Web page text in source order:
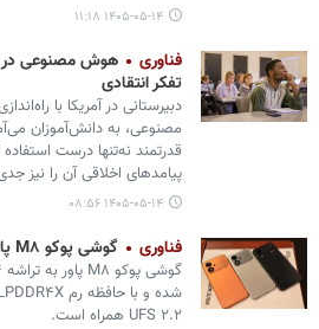
۱۴۰۵-۰۵-۱۴ ۱۱:۱۸
فناوری
هوش مصنوعی در
تفکر انتقادی
دبیرستانی در آمریکا با
مصنوعی، به دانش‌آموزان
قدرتمند نه‌تنها درست
پیامدهای اخلاقی آن را نیز
۱۴۰۵-۰۵-۱۴ ۰۸:۵۶
فناوری گوشی پوکو M۸ پاور چه قابلیت‌هایی دارد؟
UFS ۲.۲ همراه است.